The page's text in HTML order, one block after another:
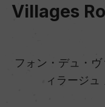
Villages
フォン・デュ・
ィラージュ